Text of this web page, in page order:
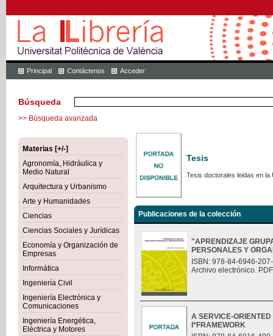
Principal Contáctenos Acceder
Búsqueda
>> Búsqueda avanzada
Materias [+/-]
Agronomía, Hidráulica y
Medio Natural
Arquitectura y Urbanismo
Arte y Humanidades
Ciencias
Ciencias Sociales y Jurídicas
Economía y Organización de
Empresas
Informática
Ingeniería Civil
Ingeniería Electrónica y
Comunicaciones
Ingeniería Energética,
Eléctrica y Motores
Tesis
Tesis doctorales leidas en la
Publicaciones de la colección
"APRENDIZAJE
PERSONALES Y
ISBN: 978-84-6946-
Archivo electrónico.
A SERVICE-
I*FRAMEWORK